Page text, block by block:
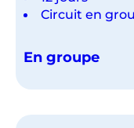
Circuit en
En groupe